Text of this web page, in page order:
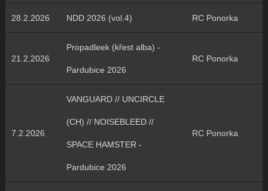
28.2.2026 NDD 2026 (vol.4) RC Ponorka
21.2.2026
Propadleek (křest alba) -
Pardubice 2026
RC Ponorka
7.2.2026
VANGUARD // UNCIRCLE
(CH) // NOISEBLEED //
SPACE HAMSTER -
Pardubice 2026
RC Ponorka